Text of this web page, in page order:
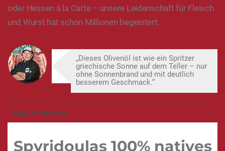
oder Hessen à la Carte – unsere Leidenschaft für Fleisch
und Wurst hat schon Millionen begeistert.
„Dieses Olivenöl ist wie ein Spritzer
griechische Sonne auf dem Teller – nur
ohne Sonnenbrand und mit deutlich
besserem Geschmack.“
BESCHREIBUNG
Spyridoulas 100% natives